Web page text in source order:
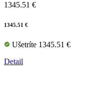
1345.51 €
1345.51 €
Ušetríte 1345.51 €
Detail